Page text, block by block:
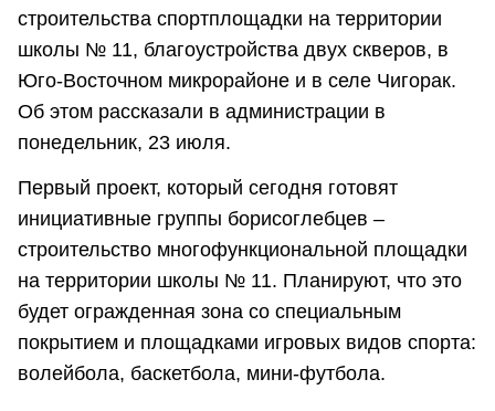
строительства спортплощадки на территории
школы № 11, благоустройства двух скверов, в
Юго-Восточном микрорайоне и в селе Чигорак.
Об этом рассказали в администрации в
понедельник, 23 июля.
Первый проект, который сегодня готовят
инициативные группы борисоглебцев –
строительство многофункциональной площадки
на территории школы № 11. Планируют, что это
будет огражденная зона со специальным
покрытием и площадками игровых видов спорта:
волейбола, баскетбола, мини-футбола.